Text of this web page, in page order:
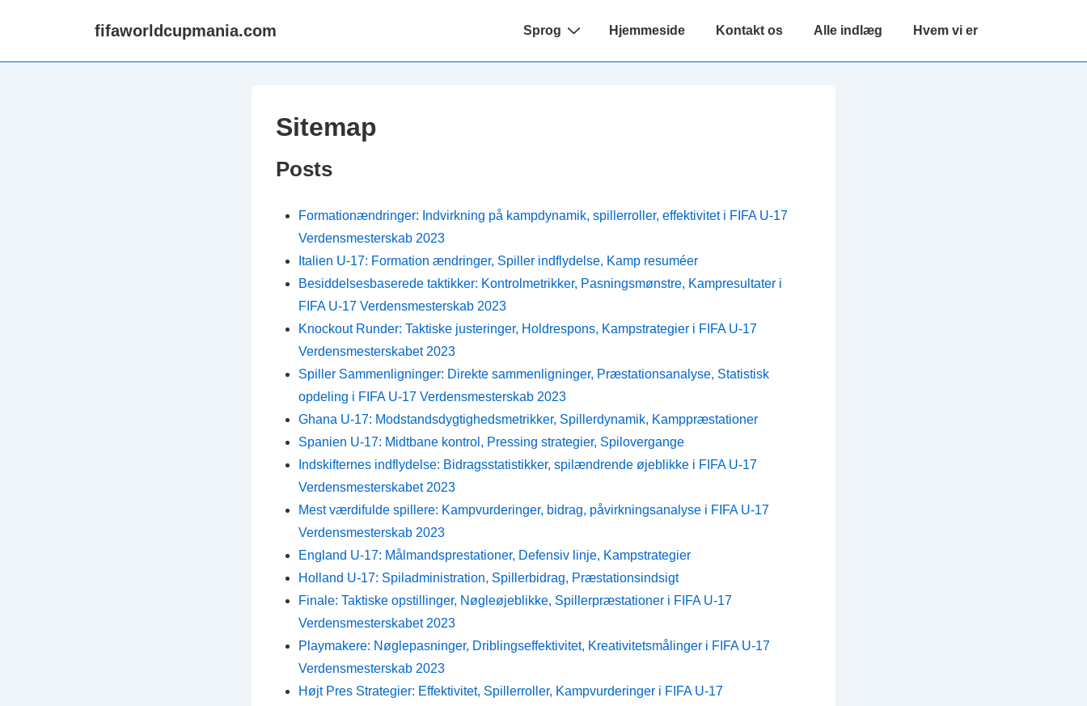
fifaworldcupmania.com
Main
Sprog Hjemmeside Kontakt os Alle indlæg Hvem vi er
Sitemap
Posts
Formationændringer: Indvirkning på kampdynamik, spillerroller, effektivitet i FIFA U-17
Verdensmesterskab 2023
Italien U-17: Formation ændringer, Spiller indflydelse, Kamp resuméer
Besiddelsesbaserede taktikker: Kontrolmetrikker, Pasningsmønstre, Kampresultater i
FIFA U-17 Verdensmesterskab 2023
Knockout Runder: Taktiske justeringer, Holdrespons, Kampstrategier i FIFA U-17
Verdensmesterskabet 2023
Spiller Sammenligninger: Direkte sammenligninger, Præstationsanalyse, Statistisk
opdeling i FIFA U-17 Verdensmesterskab 2023
Ghana U-17: Modstandsdygtighedsmetrikker, Spillerdynamik, Kamppræstationer
Spanien U-17: Midtbane kontrol, Pressing strategier, Spilovergange
Indskifternes indflydelse: Bidragsstatistikker, spilændrende øjeblikke i FIFA U-17
Verdensmesterskabet 2023
Mest værdifulde spillere: Kampvurderinger, bidrag, påvirkningsanalyse i FIFA U-17
Verdensmesterskab 2023
England U-17: Målmandsprestationer, Defensiv linje, Kampstrategier
Holland U-17: Spiladministration, Spillerbidrag, Præstationsindsigt
Finale: Taktiske opstillinger, Nøgleøjeblikke, Spillerpræstationer i FIFA U-17
Verdensmesterskabet 2023
Playmakere: Nøglepasninger, Driblingseffektivitet, Kreativitetsmålinger i FIFA U-17
Verdensmesterskab 2023
Højt Pres Strategier: Effektivitet, Spillerroller, Kampvurderinger i FIFA U-17